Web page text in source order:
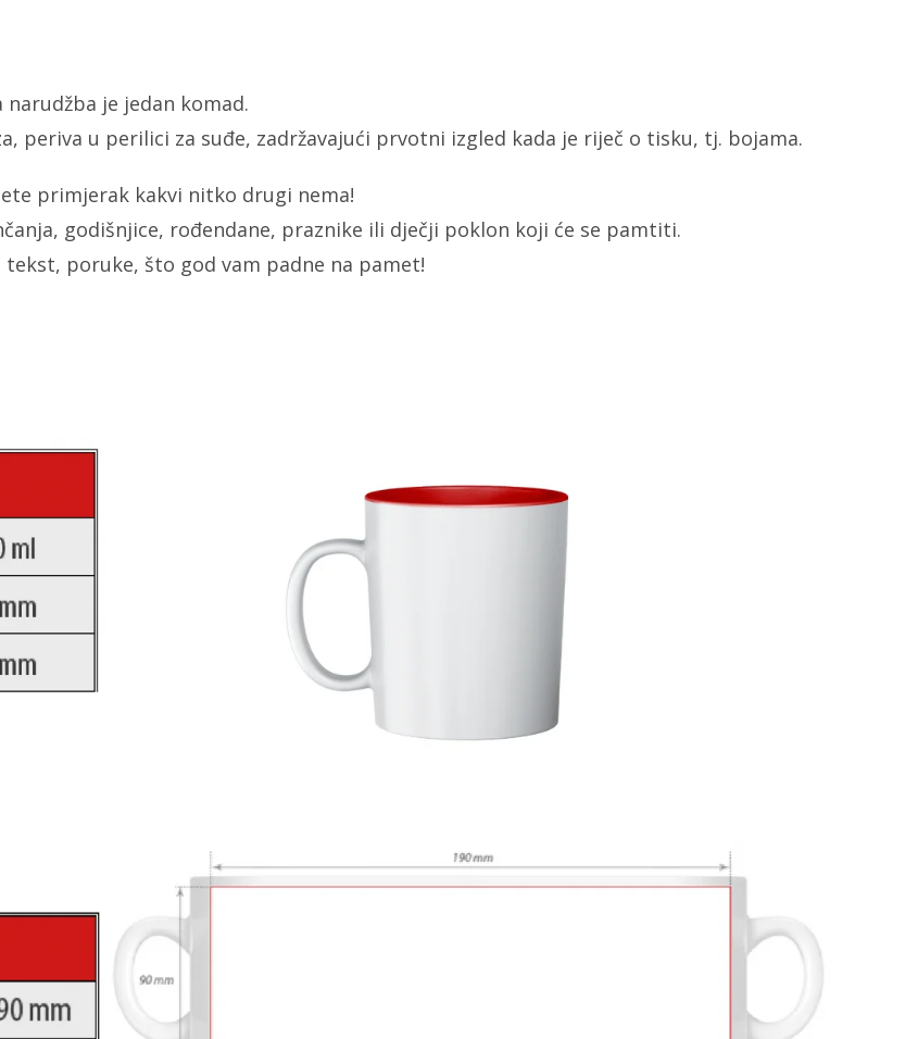
je jedan komad.
periva u perilici za suđe, zadržavajući prvotni izgled kada je riječ o tisku, tj. bojama.
primjerak kakvi nitko drugi nema!
godišnjice, rođendane, praznike ili dječji poklon koji će se pamtiti.
poruke, što god vam padne na pamet!